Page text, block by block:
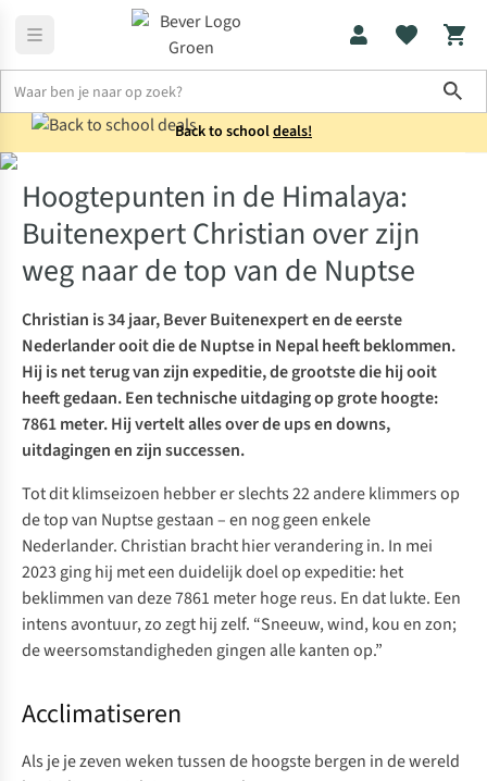
Back to schooldeals!
Hoogtepunten in de Himalaya: Buitenexpert Christian
Hoogtepunten in de Himalaya:
Buitenexpert Christian over zijn
weg naar de top van de Nuptse
Christian is 34 jaar, Bever Buitenexpert en de eerste
Nederlander ooit die de Nuptse in Nepal heeft beklommen.
Hij is net terug van zijn expeditie, de grootste die hij ooit
heeft gedaan. Een technische uitdaging op grote hoogte:
7861 meter. Hij vertelt alles over de ups en downs,
uitdagingen en zijn successen.
Tot dit klimseizoen hebber er slechts 22 andere klimmers op
de top van Nuptse gestaan – en nog geen enkele
Nederlander. Christian bracht hier verandering in. In mei
2023 ging hij met een duidelijk doel op expeditie: het
beklimmen van deze 7861 meter hoge reus. En dat lukte. Een
intens avontuur, zo zegt hij zelf. “Sneeuw, wind, kou en zon;
de weersomstandigheden gingen alle kanten op.”
Acclimatiseren
Als je je zeven weken tussen de hoogste bergen in de wereld